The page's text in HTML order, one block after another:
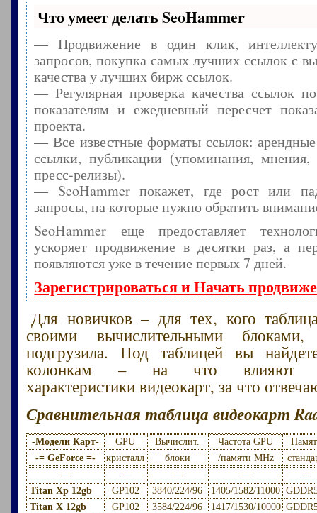
Что умеет делать SeoHammer
— Продвижение в один клик,
запросов, покупка самых лучших ссылок с
качества у лучших бирж ссылок.
— Регулярная проверка качества ссылок
показателям и ежедневный пересчет
проекта.
— Все известные форматы ссылок:
ссылки, публикации (упоминания, мнения,
пресс-релизы).
— SeoHammer покажет, где рост или
запросы, на которые нужно обратить
SeoHammer еще предоставляет
ускоряет продвижение в десятки раз, а
появляются уже в течение первых 7 дней.
Зарегистрироваться и Начать
Для новичков – для тех, кого
своими вычислительными
подгрузила. Под таблицей вы
колонкам – на что влияют
характеристики видеокарт, за что
Сравнительная таблица видеокарт
-Модели Карт- GPU Вычислит. Частота GPU
-= GeForce =-
кристалл блоки /памяти MHz
—
— — —
—
Titan Xp 12gb
GP102 3840/224/96 1405/1582/11000
Titan X 12gb
GP102 3584/224/96 1417/1530/10000